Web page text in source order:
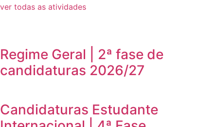
ver todas as atividades
Regime Geral | 2ª fase de
candidaturas 2026/27
Candidaturas Estudante